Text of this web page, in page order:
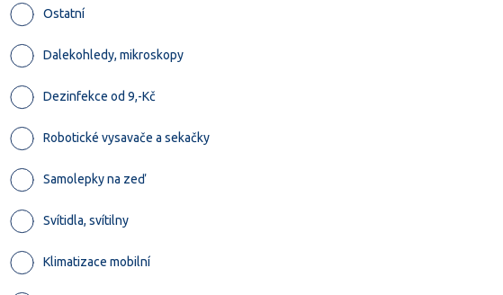
Ostatní
Dalekohledy, mikroskopy
Dezinfekce od 9,-Kč
Robotické vysavače a sekačky
Samolepky na zeď
Svítidla, svítilny
Klimatizace mobilní